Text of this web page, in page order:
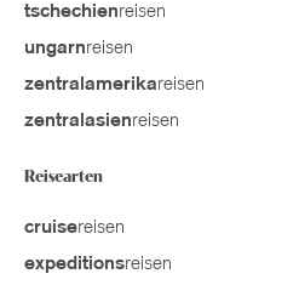
tschechienreisen
ungarnreisen
zentralamerikareisen
zentralasienreisen
Reisearten
cruisereisen
expeditionsreisen